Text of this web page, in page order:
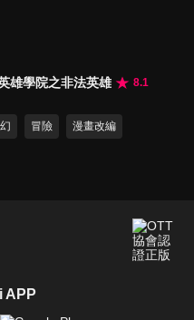
雄學院之非法英雄
8.1
冒險 漫畫改編
APP